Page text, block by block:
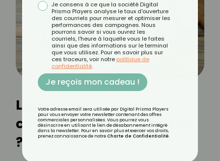
Le cardon : comment
cuisiner ce légume ancien
?
Je consens à ce que la société Digital
Prisma Players analyse le taux d'ouverture
des courriels pour mesurer et optimiser les
performances des campagnes. Nous
pourrons savoir si vous ouvrez les
courriels, l'heure à laquelle vous le faites
ainsi que des informations sur le terminal
que vous utilisez. Pour en savoir plus sur
ces traceurs, voir notre politique de
confidentialité.
Je reçois mon cadeau !
Votre adresse email sera utilisée par Digital Prisma Players
pour vous envoyer votre newsletter contenant des offres
commerciales personnalisées. Vous pourrez vous
désinscrire en utilisant le lien de désabonnement intégré
dans la newsletter. Pour en savoir plus et exercer vos droits,
prenez connaissance de notre Charte de Confidentialité.